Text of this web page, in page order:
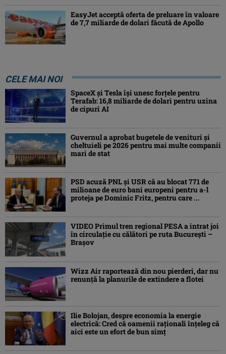
EasyJet acceptă oferta de preluare în valoare
de 7,7 miliarde de dolari făcută de Apollo
CELE MAI NOI
SpaceX și Tesla își unesc forțele pentru
Terafab: 16,8 miliarde de dolari pentru uzina
de cipuri AI
Guvernul a aprobat bugetele de venituri și
cheltuieli pe 2026 pentru mai multe companii
mari de stat
PSD acuză PNL și USR că au blocat 771 de
milioane de euro bani europeni pentru a-l
proteja pe Dominic Fritz, pentru care ...
VIDEO Primul tren regional PESA a intrat joi
în circulație cu călători pe ruta București –
Brașov
Wizz Air raportează din nou pierderi, dar nu
renunță la planurile de extindere a flotei
Ilie Bolojan, despre economia la energie
electrică: Cred că oamenii raţionali înţeleg că
aici este un efort de bun simţ